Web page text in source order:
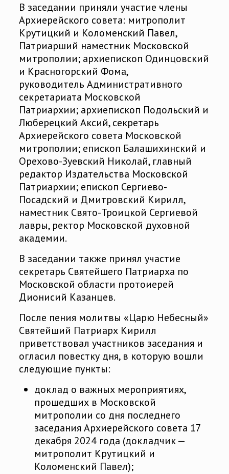
В заседании приняли участие члены
Архиерейского совета: митрополит
Крутицкий и Коломенский Павел,
Патриарший наместник Московской
митрополии; архиепископ Одинцовский
и Красногорский Фома,
руководитель Административного
секретариата Московской
Патриархии; архиепископ Подольский и
Люберецкий Аксий, секретарь
Архиерейского совета Московской
митрополии; епископ Балашихинский и
Орехово-Зуевский Николай, главный
редактор Издательства Московской
Патриархии; епископ Сергиево-
Посадский и Дмитровский Кирилл,
наместник Свято-Троицкой Сергиевой
лавры, ректор Московской духовной
академии.
В заседании также принял участие
секретарь Святейшего Патриарха по
Московской области протоиерей
Дионисий Казанцев.
После пения молитвы «Царю Небесный»
Святейший Патриарх Кирилл
приветствовал участников заседания и
огласил повестку дня, в которую вошли
следующие пункты:
доклад о важных мероприятиях,
прошедших в Московской
митрополии со дня последнего
заседания Архиерейского совета 17
декабря 2024 года (докладчик —
митрополит Крутицкий и
Коломенский Павел);